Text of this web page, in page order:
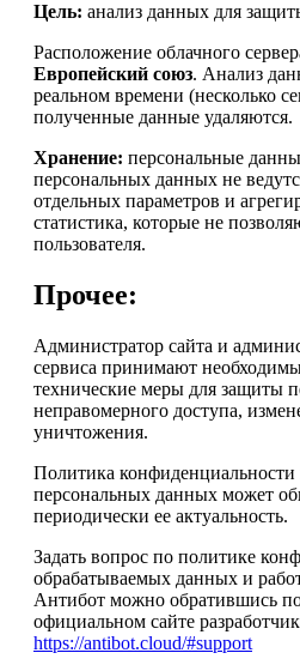
Цель: анализ данных для
Расположение облачного
Европейский союз. Анализ
реальном времени (несколько
полученные данные удаляются.
Хранение: персональные
персональных данных не
отдельных параметров и
статистика, которые не
пользователя.
Прочее:
Администратор сайта и
сервиса принимают
технические меры для защиты
неправомерного доступа,
уничтожения.
Политика конфиденциальности
персональных данных может
периодически ее актуальность.
Задать вопрос по политике
обрабатываемых данных и
Антибот можно обратившись
официальном сайте
https://antibot.cloud/#support